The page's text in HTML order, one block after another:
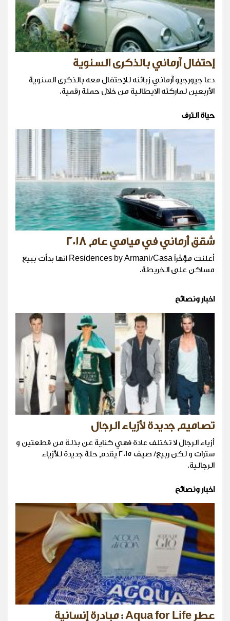
إحتفال آرماني بالذكرى السنوية
دعا جيورجيو آرماني زبائنه للإحتفال معه بالذكرى السنوية
الأربعين لماركته الايطالية من خلال حملة رقمية.
حياة الترف
شقق أرماني في ميامي عام 2018
أعلنت مؤخّراً Residences by Armani/Casa انها بدأت ببيع
مساكن على الخريطة.
اخبار ونصائح
تصاميم جديدة لأزياء الرجال
أزياء الرجال لا تختلف عادة فهي كناية عن بذلة من قطعتين و
سترات و لكن ربيع/ صيف 2015 يقدم حلة جديدة للأزياء
الرجالية.
اخبار ونصائح
عطر Aqua for Life : مبادرة إنسانية